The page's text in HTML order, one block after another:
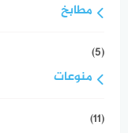
مطابخ
(5)
منوعات
(11)